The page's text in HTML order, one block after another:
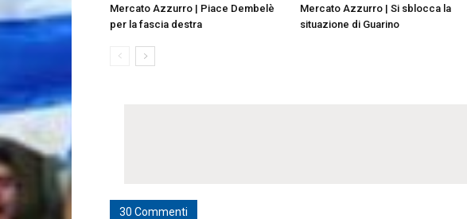
Mercato Azzurro | Piace Dembelè
per la fascia destra
Mercato Azzurro | Si sblocca la
situazione di Guarino
30 Commenti